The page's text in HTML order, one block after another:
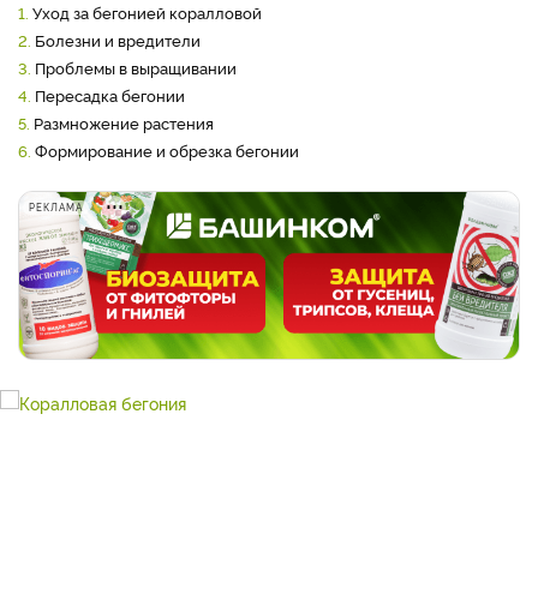
1. Уход за бегонией коралловой
2. Болезни и вредители
3. Проблемы в выращивании
4. Пересадка бегонии
5. Размножение растения
6. Формирование и обрезка бегонии
РЕКЛАМА